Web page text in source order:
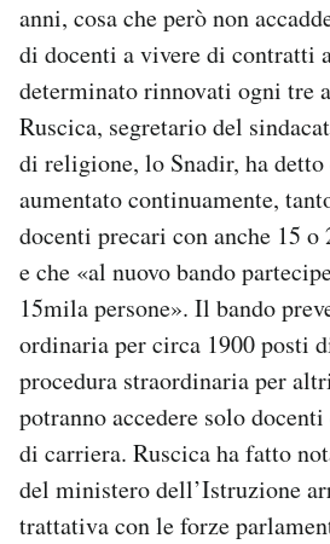
anni, cosa che però non
di docenti a vivere di contratti
determinato rinnovati ogni tre
Ruscica, segretario del
di religione, lo Snadir, ha
aumentato continuamente,
docenti precari con anche 15
e che «al nuovo bando
15mila persone». Il bando
ordinaria per circa 1900 posti
procedura straordinaria per
potranno accedere solo
di carriera. Ruscica ha fatto
del ministero dell’Istruzione
trattativa con le forze